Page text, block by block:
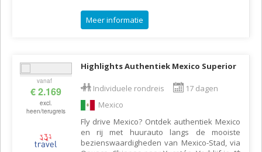
Meer informatie
vanaf
€ 2.169
excl.
heen/terugreis
Highlights Authentiek Mexico Superior
Individuele rondreis
17 dagen
Mexico
Fly drive Mexico? Ontdek authentiek Mexico
en rij met huurauto langs de mooiste
bezienswaardigheden van Mexico-Stad, via